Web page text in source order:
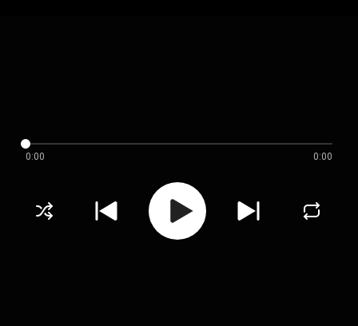
0:00 0:00